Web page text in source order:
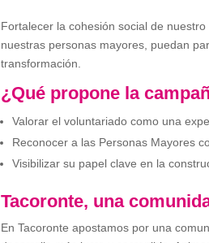
Fortalecer la cohesión social de
nuestras personas mayores, puedan
transformación.
¿Qué propone la
Valorar el voluntariado como una
Reconocer a las Personas Mayores
Visibilizar su papel clave en la
Tacoronte, una
En Tacoronte apostamos por una